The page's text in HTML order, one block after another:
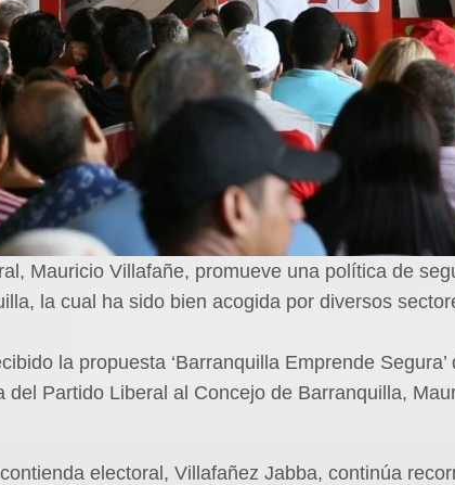
Mauricio Villafañe, promueve una política de
la cual ha sido bien acogida por diversos
la propuesta ‘Barranquilla Emprende
del Partido Liberal al Concejo de Barranquilla,
electoral, Villafañez Jabba, continúa